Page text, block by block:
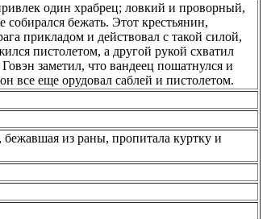
один храбрец; ловкий и проворный,
бежать. Этот крестьянин,
прикладом и действовал с такой силой,
пистолетом, а другой рукой схватил
заметил, что вандеец пошатнулся и
все еще орудовал саблей и пистолетом.
из раны, пропитала куртку и